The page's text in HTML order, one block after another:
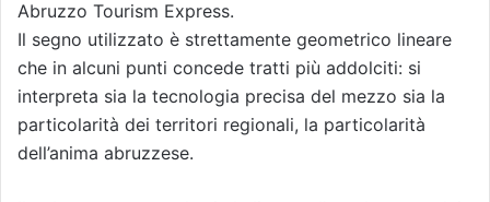
Abruzzo Tourism Express.
Il segno utilizzato è strettamente geometrico lineare
che in alcuni punti concede tratti più addolciti: si
interpreta sia la tecnologia precisa del mezzo sia la
particolarità dei territori regionali, la particolarità
dell’anima abruzzese.